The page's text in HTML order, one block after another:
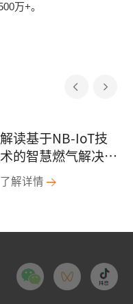
万+。
解读基于NB-IoT技
术的智慧燃气解决方
案
了解详情